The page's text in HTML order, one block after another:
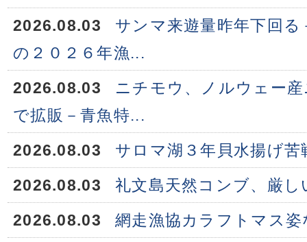
2026.08.03
サンマ来遊量昨年下回
の２０２６年漁...
2026.08.03
ニチモウ、ノルウェー
で拡販－青魚特...
2026.08.03
サロマ湖３年貝水揚げ苦
2026.08.03
礼文島天然コンブ、厳し
2026.08.03
網走漁協カラフトマス